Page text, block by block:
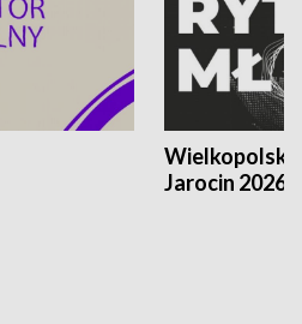
Jarocin 2026